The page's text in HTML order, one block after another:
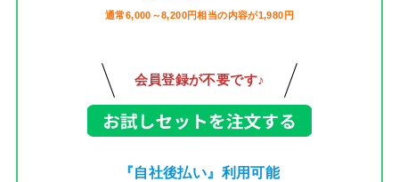
通常6,000～8,200円相当の内容が1,980円
会員登録が不要です♪
『自社後払い』利用可能